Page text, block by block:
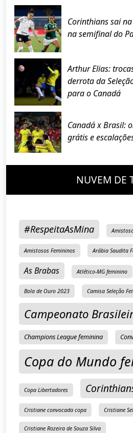
Corinthians sai
na semifinal do
Arthur Elias:
derrota da
para o Canadá
Canadá x Brasil:
grátis e
NUVEM DE
#RespeitaAsMina
Amistosos Femininos Arábia Saudita
As Brabas Atlético-MG feminino
Bola de Ouro 2023 Camisa Seleção
Campeonato
Champions League feminina
Copa do Mundo
Copa Libertadores
Cristiane convocada copa Cristiane
Cristiane Rozeira de Souza Silva